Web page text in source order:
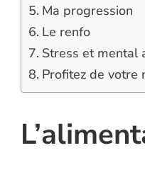
Ma progression
Le renfo
Stress et mental
Profitez de votre